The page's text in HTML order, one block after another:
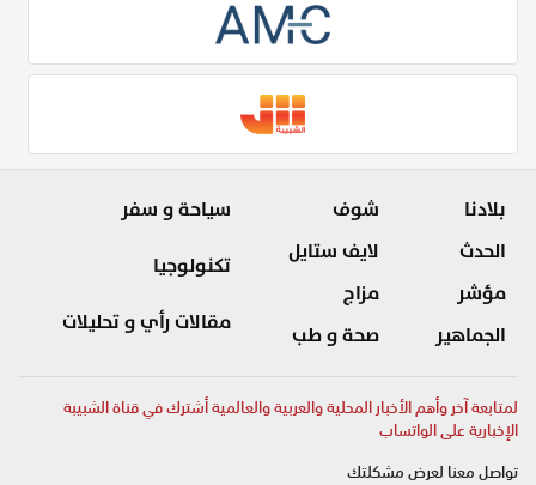
بلادنا
الحدث
مؤشر
الجماهير
شوف
لايف ستايل
مزاج
صحة و طب
سياحة و سفر
تكنولوجيا
مقالات رأي و تحليلات
لمتابعة آخر وأهم الأخبار المحلية والعربية والعالمية أشترك في قناة الشبيبة
الإخبارية على الواتساب
تواصل معنا لعرض مشكلتك